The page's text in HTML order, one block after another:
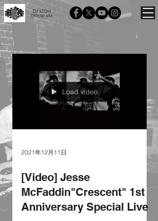
DJ IZOH
Official site
Load video
2021年12月11日
[Video] Jesse
McFaddin"Crescent" 1st
Anniversary Special Live